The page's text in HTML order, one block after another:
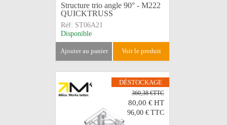
Structure trio angle 90° - M222
QUICKTRUSS
Réf: ST06A21
Disponible
ajouter au panier voir le produit
DÉSTOCKAGE
360,38 €TTC
80,00 €HT
96,00 € TTC